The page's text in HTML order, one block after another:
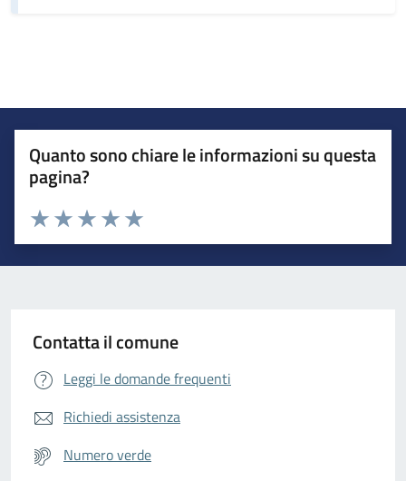
Quanto sono chiare le informazioni su questa
pagina?
Valuta da 1 a 5 stelle la pagina
Valuta 5 stelle su 5
Valuta 4 stelle su 5
Valuta 3 stelle su 5
Valuta 2 stelle su 5
Valuta 1 stelle su 5
Contatta il comune
Leggi le domande frequenti
Richiedi assistenza
Numero verde